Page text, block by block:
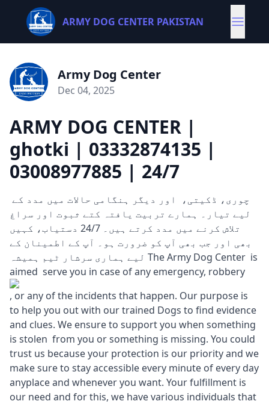
ARMY DOG CENTER PAKISTAN
Army Dog Center
Dec 04, 2025
ARMY DOG CENTER |
ghotki | 03332874135 |
03008977885 | 24/7
لیے تیار۔ ہمارے تربیت یافتہ کتے ثبوت اور سراغ
تلاش کرنے میں مدد کرتے ہیں۔ 24/7 دستیاب، کہیں
بھی اور جب بھی آپ کو ضرورت ہو۔ آپ کے اطمینان کے
لیے ہماری سرشار ٹیم ہمیشہ The Army Dog Center is
aimed serve you in case of any emergency, robbery
, or any of the incidents that happen. Our purpose is
to help you out with our trained Dogs to find evidence
and clues. We ensure to support you when something
is stolen from you or something is missing. You could
trust us because your protection is our priority and we
make sure to stay accessible every minute of every day
anyplace and whenever you want. Your fulfillment is
our need and for this, we have various individuals that